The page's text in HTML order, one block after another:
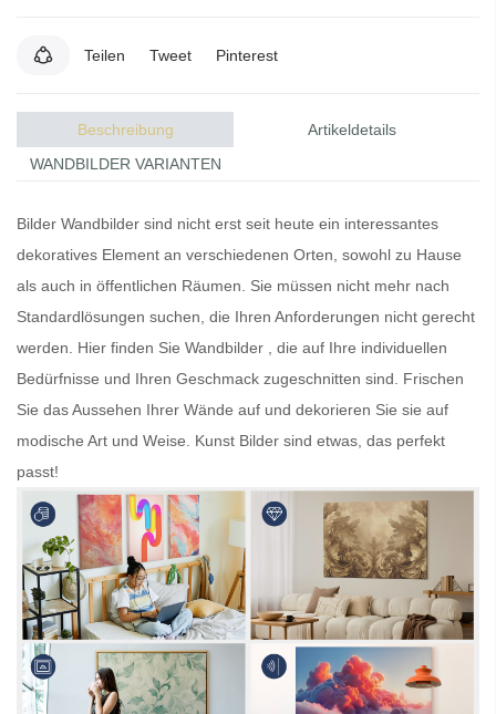
Teilen Tweet Pinterest
Beschreibung
Artikeldetails
WANDBILDER VARIANTEN
Bilder Wandbilder sind nicht erst seit heute ein interessantes
dekoratives Element an verschiedenen Orten, sowohl zu Hause
als auch in öffentlichen Räumen. Sie müssen nicht mehr nach
Standardlösungen suchen, die Ihren Anforderungen nicht gerecht
werden. Hier finden Sie Wandbilder , die auf Ihre individuellen
Bedürfnisse und Ihren Geschmack zugeschnitten sind. Frischen
Sie das Aussehen Ihrer Wände auf und dekorieren Sie sie auf
modische Art und Weise. Kunst Bilder sind etwas, das perfekt
passt!